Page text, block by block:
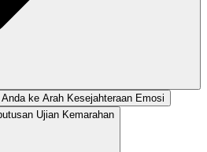
ke Arah Kesejahteraan Emosi
Ujian Kemarahan